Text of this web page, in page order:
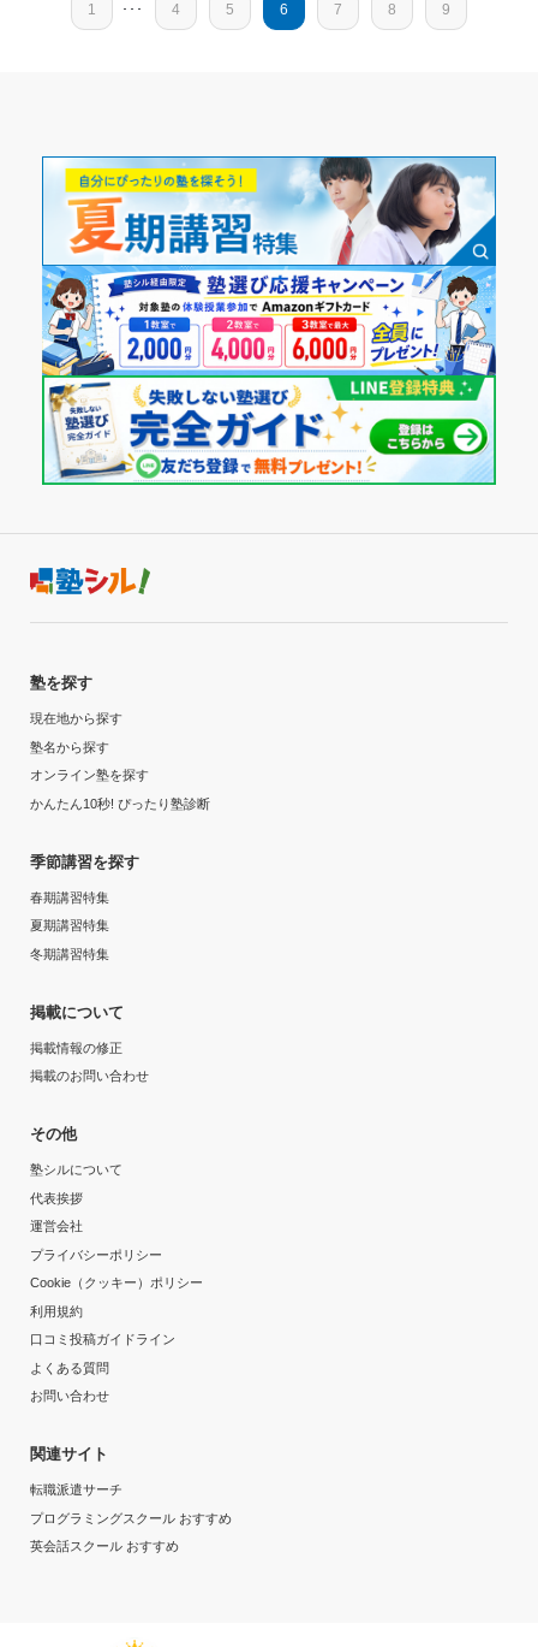
※料金は口コミされた方が支払った金額の目安です。実際の料金とは異なる可
能性がございますので、詳しくは塾にお問い合わせください。
関西個別指導学院 芦屋教室の口コミをもっと見る
通年,春期講習,夏期講習,冬期講習
通塾頻度
---
1日あたりの授業時間
---
月額料金
志望校合格に向けて勉強をして、それを十分にサポート
して貰えた。また、定期テストなどでも十分納得できる
点数を取れていた。とても満足な結果だったから。
※料金は口コミされた方が支払った金額の目安です。実際の料金とは異なる可
能性がございますので、詳しくは塾にお問い合わせください。
講師の教え方
感があった。
塾周辺の環境
自転車置き場が有料で、高校生にはキツかった。だから、有
料になる時間の前に皆一回自転車を入れ直していて、大分不
便でした。
授業以外のサポート
(相談・面談、家庭学習のサポート、授業以外のコミュニケーション等)
受付にいる大学生の先生に聞いたら教えてくれる。それ以外
は特にサポートはないです。
利用詳細
通塾期間
入塾時の学年
高校3年
受講コース
通年
通塾頻度
---
1日あたりの授業時間
---
月額料金
10,000円〜30,000円
目的の達成度
目的の達成理由
志望校合格できなかった。 大学生講師なので、信用し
ていいのか最後まで不安でした。このままのペースで合
格できるのか、ネットで調べてばかりでした。
志望校と合格状況
---
※料金は口コミされた方が支払った金額の目安です。実際の料金とは異なる可
能性がございますので、詳しくは塾にお問い合わせください。
関西個別指導学院 甲子園教室の口コミをもっと見る
1 ･･･ 4 5 6 7 8 9
塾を探す
現在地から探す
塾名から探す
オンライン塾を探す
かんたん10秒! ぴったり塾診断
季節講習を探す
春期講習特集
夏期講習特集
冬期講習特集
掲載について
掲載情報の修正
掲載のお問い合わせ
その他
塾シルについて
代表挨拶
運営会社
プライバシーポリシー
Cookie（クッキー）ポリシー
利用規約
口コミ投稿ガイドライン
よくある質問
お問い合わせ
関連サイト
転職派遣サーチ
プログラミングスクール おすすめ
英会話スクール おすすめ